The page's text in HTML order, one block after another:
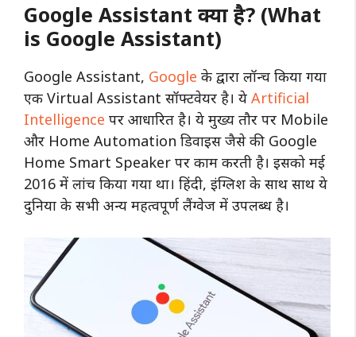
Google Assistant क्या है? (What
is Google Assistant)
Google Assistant, Google के द्वारा लॉन्च किया गया
एक Virtual Assistant सॉफ्टवेयर है। ये Artificial
Intelligence पर आधारित है। ये मुख्य तौर पर Mobile
और Home Automation डिवाइस जैसे की Google
Home Smart Speaker पर काम करती है। इसको मई
2016 में लांच किया गया था। हिंदी, इंग्लिश के साथ साथ ये
दुनिया के सभी अन्य महत्वपूर्ण लैंग्वेज में उपलब्ध है।